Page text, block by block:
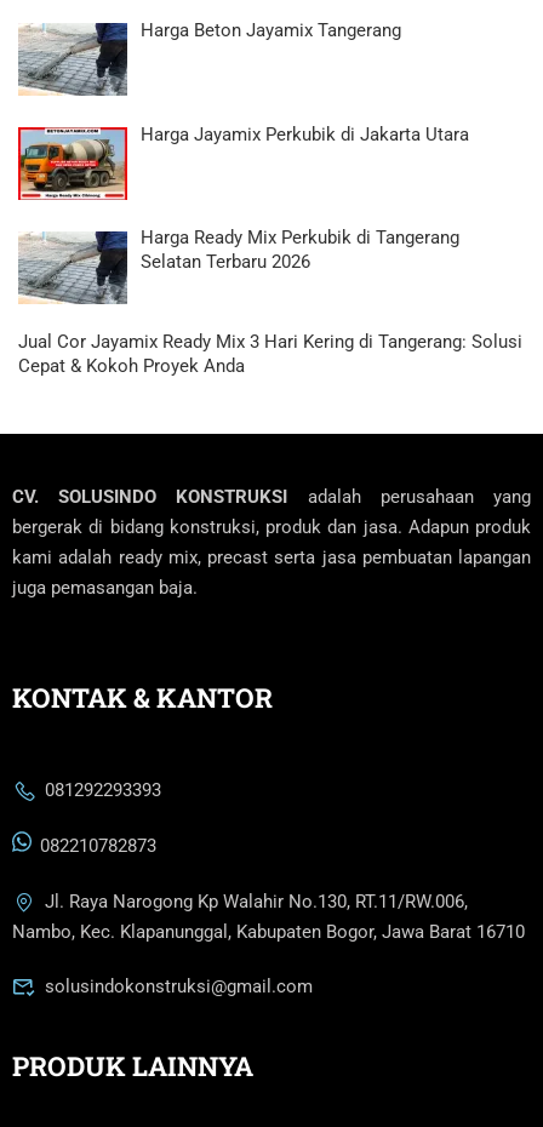
Harga Beton Jayamix Tangerang
Harga Jayamix Perkubik di Jakarta Utara
Harga Ready Mix Perkubik di Tangerang
Selatan Terbaru 2026
Jual Cor Jayamix Ready Mix 3 Hari Kering di Tangerang: Solusi
Cepat & Kokoh Proyek Anda
CV. SOLUSINDO KONSTRUKSI
KONTAK & KANTOR
082210782873
Jl. Raya Narogong Kp Walahir No.130, RT.11/RW.006,
solusindokonstruksi@gmail.com